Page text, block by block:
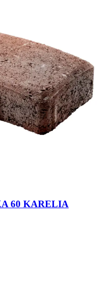
60 KARELIA